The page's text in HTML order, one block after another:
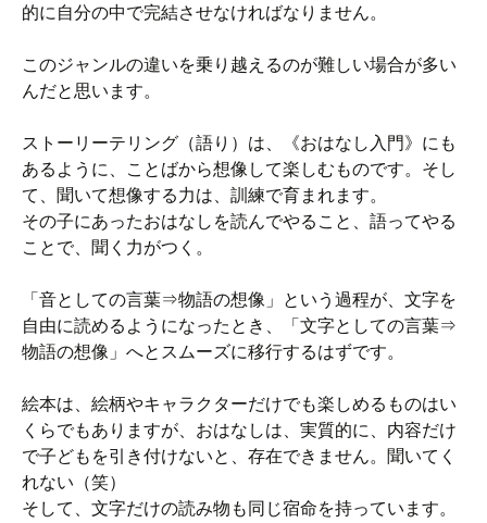
的に自分の中で完結させなければなりません。
このジャンルの違いを乗り越えるのが難しい場合が多い
んだと思います。
ストーリーテリング（語り）は、《おはなし入門》にも
あるように、ことばから想像して楽しむものです。そし
て、聞いて想像する力は、訓練で育まれます。
その子にあったおはなしを読んでやること、語ってやる
ことで、聞く力がつく。
「音としての言葉⇒物語の想像」という過程が、文字を
自由に読めるようになったとき、「文字としての言葉⇒
物語の想像」へとスムーズに移行するはずです。
絵本は、絵柄やキャラクターだけでも楽しめるものはい
くらでもありますが、おはなしは、実質的に、内容だけ
で子どもを引き付けないと、存在できません。聞いてく
れない（笑）
そして、文字だけの読み物も同じ宿命を持っています。